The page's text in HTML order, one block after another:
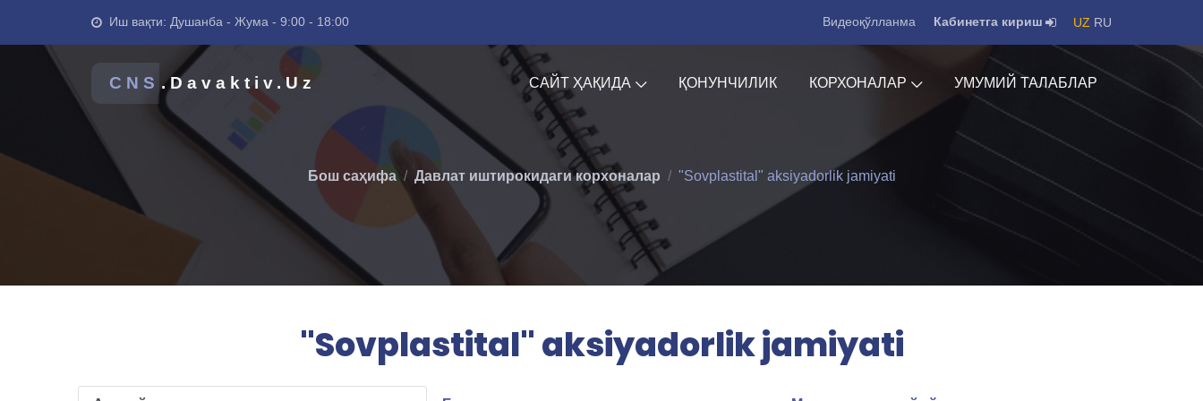
Иш вақти: Душанба - Жума - 9:00 - 18:00 Видеоқўлланма Кабинетга кириш UZ RU
CNS .Davaktiv.Uz САЙТ ҲАҚИДА ҚОНУНЧИЛИК КОРХОНАЛАР УМУМИЙ ТАЛАБЛАР
Бош саҳифа Давлат иштирокидаги корхоналар "Sovplastital" aksiyadorlik jamiyati
"Sovplastital" aksiyadorlik jamiyati